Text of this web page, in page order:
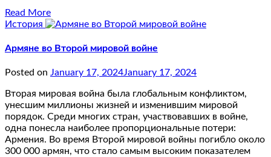
Read More
История
Армяне во Второй мировой войне
Posted on January 17, 2024January 17, 2024
Вторая мировая война была глобальным конфликтом,
унесшим миллионы жизней и изменившим мировой
порядок. Среди многих стран, участвовавших в войне,
одна понесла наиболее пропорциональные потери:
Армения. Во время Второй мировой войны погибло около
300 000 армян, что стало самым высоким показателем